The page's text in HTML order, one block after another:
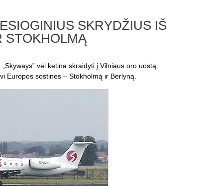
SKRYDŽIUS IŠ
STOKHOLMĄ
vėl ketina skraidyti į Vilniaus oro uostą.
Europos sostines – Stokholmą ir Berlyną.